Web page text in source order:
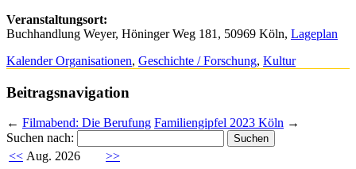
Veranstaltungsort:
Buchhandlung Weyer, Höninger Weg 181, 50969 Köln, Lageplan
Kalender Organisationen, Geschichte / Forschung, Kultur
Beitragsnavigation
← Filmabend: Die Berufung Familiengipfel 2023 Köln →
Suchen nach:
<< Aug. 2026
>>